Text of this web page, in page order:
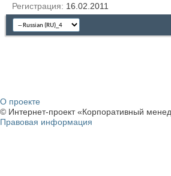
Регистрация
16.02.2011
О проекте
© Интернет-проект «Корпоративный
Правовая информация